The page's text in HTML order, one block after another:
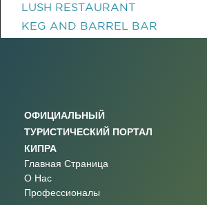
LUSH RESTAURANT
KEG AND BARREL BAR
ОФИЦИАЛЬНЫЙ
ТУРИСТИЧЕСКИЙ ПОРТАЛ
КИПРА
Главная Страница
О Нас
Профессионалы